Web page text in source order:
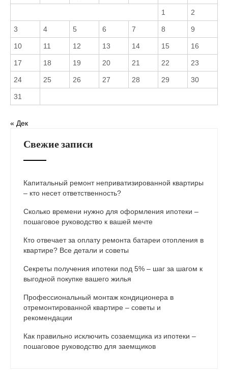
1 2
3 4 5 6 7 8 9
10 11 12 13 14 15 16
17 18 19 20 21 22 23
24 25 26 27 28 29 30
31
« Дек
Свежие записи
Капитальный ремонт неприватизированной квартиры
– кто несет ответственность?
Сколько времени нужно для оформления ипотеки –
пошаговое руководство к вашей мечте
Кто отвечает за оплату ремонта батареи отопления в
квартире? Все детали и советы
Секреты получения ипотеки под 5% – шаг за шагом к
выгодной покупке вашего жилья
Профессиональный монтаж кондиционера в
отремонтированной квартире – советы и
рекомендации
Как правильно исключить созаемщика из ипотеки –
пошаговое руководство для заемщиков